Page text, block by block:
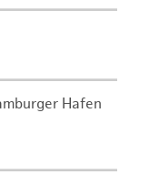
Hafen